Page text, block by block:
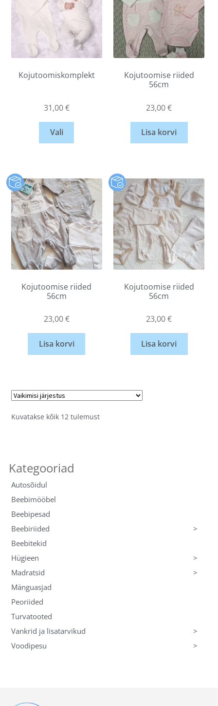
Kojutoomiskomplekt
31,00€
Vali
Kojutoomise riided
56cm
23,00€
Lisa korvi
Kojutoomise riided
56cm
23,00€
Lisa korvi
Kojutoomise riided
56cm
23,00€
Lisa korvi
Kuvatakse kõik 12 tulemust
Autosõidul
Beebimööbel
Beebipesad
>
Beebiriided
Beebitekid
>
Hügieen
>
Madratsid
Mänguasjad
Peoriided
Turvatooted
>
Vankrid ja lisatarvikud
>
Voodipesu